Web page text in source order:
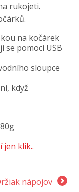
rukojeti.
na kočárek
se pomocí USB
sloupce
když
jen klik..
nápojov